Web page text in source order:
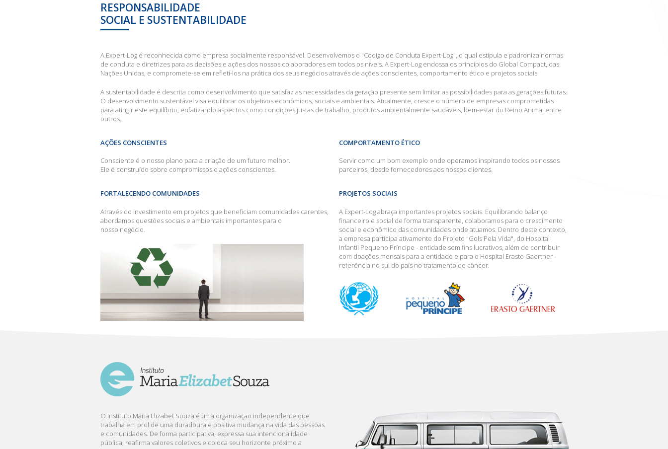
RESPONSABILIDADE
SOCIAL E SUSTENTABILIDADE
A Expert-Log é reconhecida como empresa socialmente responsável. Desenvolvemos o "Código de Conduta Expert-Log", o qual estipula e padroniza normas
de conduta e diretrizes para as decisões e ações dos nossos colaboradores em todos os níveis. A Expert-Log endossa os princípios do Global Compact, das
Nações Unidas, e compromete-se em refletí-los na prática dos seus negócios através de ações conscientes, comportamento ético e projetos sociais.
A sustentabilidade é descrita como desenvolvimento que satisfaz as necessidades da geração presente sem limitar as possibilidades para as gerações futuras.
O desenvolvimento sustentável visa equilibrar os objetivos econômicos, sociais e ambientais. Atualmente, cresce o número de empresas comprometidas
para atingir este equilíbrio, enfatizando aspectos como condições justas de trabalho, produtos ambientalmente saudáveis, bem-estar do Reino Animal entre
outros.
AÇÕES CONSCIENTES
Consciente é o nosso plano para a criação de um futuro melhor.
Ele é construído sobre compromissos e ações conscientes.
COMPORTAMENTO ÉTICO
Servir como um bom exemplo onde operamos inspirando todos os nossos
parceiros, desde fornecedores aos nossos clientes.
FORTALECENDO COMUNIDADES
Através do investimento em projetos que beneficiam comunidades carentes,
abordamos questões sociais e ambientais importantes para o
nosso negócio.
PROJETOS SOCIAIS
A Expert-Log abraça importantes projetos sociais. Equilibrando balanço
financeiro e social de forma transparente, colaboramos para o crescimento
social e econômico das comunidades onde atuamos. Dentro deste contexto,
a empresa participa ativamente do Projeto "Gols Pela Vida", do Hospital
Infantil Pequeno Príncipe - entidade sem fins lucrativos, além de contribuir
com doações mensais para a entidade e para o Hospital Erasto Gaertner -
referência no sul do país no tratamento de câncer.
O Instituto Maria Elizabet Souza é uma organização independente que
trabalha em prol de uma duradoura e positiva mudança na vida das pessoas
e comunidades. De forma participativa, expressa sua intencionalidade
pública, reafirma valores coletivos e coloca seu horizonte próximo a